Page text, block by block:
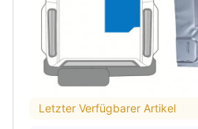
Letzter Verfügbarer Artikel